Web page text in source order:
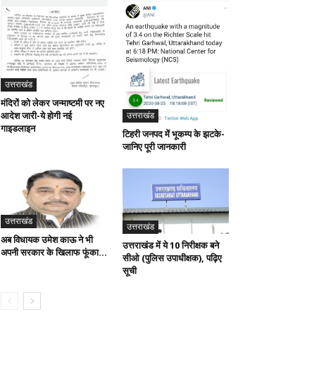
उत्तराखंड
मंदिरों को लेकर जन्माष्टमी पर नए
आदेश जारी-ये होगी नई
गाइडलाइन
उत्तराखंड
टिहरी जनपद में भूकम्प के झटके-
जानिए पूरी जानकारी
उत्तराखंड
अब विधायक उमेश काऊ ने भी
अपनी सरकार के खिलाफ फूंका...
उत्तराखंड
उत्तराखंड में ये 10 निरीक्षक बने
सीओ (पुलिस उपाधीक्षक), पढ़िए
सूची